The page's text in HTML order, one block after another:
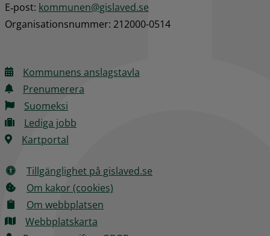
E‑post: kommunen@gislaved.se
Organisationsnummer: 212000-0514
Kommunens anslagstavla
Prenumerera
Suomeksi
Lediga jobb
Kartportal
Tillgänglighet på gislaved.se
Om kakor (cookies)
Om webbplatsen
Webbplatskarta